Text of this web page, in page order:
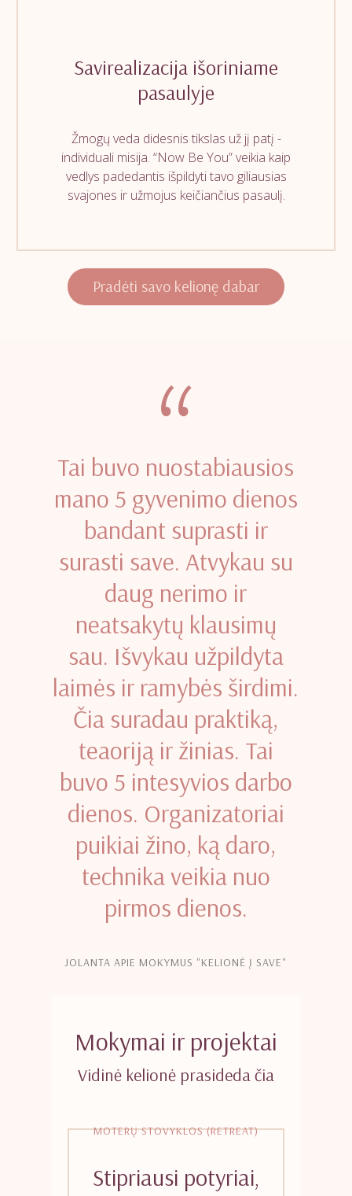
Savirealizacija išoriniame
pasaulyje
Žmogų veda didesnis tikslas už jį patį -
individuali misija. “Now Be You” veikia kaip
vedlys padedantis išpildyti tavo giliausias
svajones ir užmojus keičiančius pasaulį.
Pradėti savo kelionę dabar
“
Tai buvo nuostabiausios
mano 5 gyvenimo dienos
bandant suprasti ir
surasti save. Atvykau su
daug nerimo ir
neatsakytų klausimų
sau. Išvykau užpildyta
laimės ir ramybės širdimi.
Čia suradau praktiką,
teaoriją ir žinias. Tai
buvo 5 intesyvios darbo
dienos. Organizatoriai
puikiai žino, ką daro,
technika veikia nuo
pirmos dienos.
JOLANTA APIE MOKYMUS "KELIONĖ Į SAVE"
Mokymai ir projektai
Vidinė kelionė prasideda čia
MOTERŲ STOVYKLOS (RETREAT)
Stipriausi potyriai,